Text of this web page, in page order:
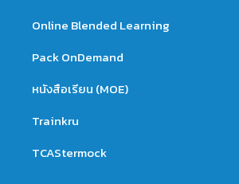
Online Blended Learning
Pack OnDemand
หนังสือเรียน (MOE)
Trainkru
TCAStermock